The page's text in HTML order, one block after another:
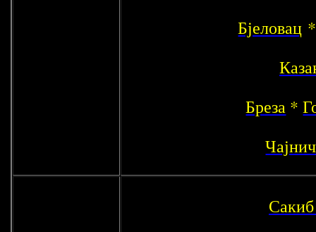
Бјеловац
Бреза *